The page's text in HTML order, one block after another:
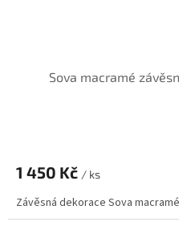
Sova macramé
1 450 Kč / ks
Závěsná dekorace Sova macramé